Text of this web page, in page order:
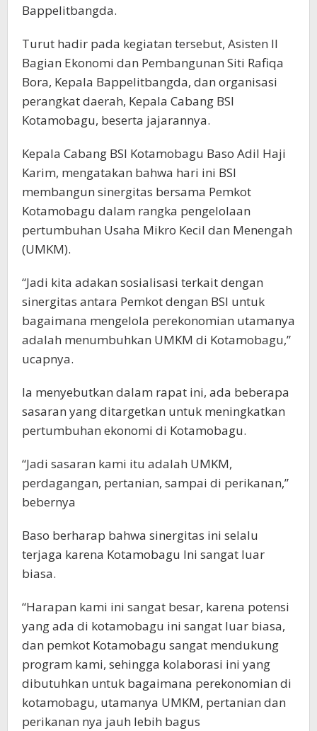
Bappelitbangda.
Turut hadir pada kegiatan tersebut, Asisten II
Bagian Ekonomi dan Pembangunan Siti Rafiqa
Bora, Kepala Bappelitbangda, dan organisasi
perangkat daerah, Kepala Cabang BSI
Kotamobagu, beserta jajarannya.
Kepala Cabang BSI Kotamobagu Baso Adil Haji
Karim, mengatakan bahwa hari ini BSI
membangun sinergitas bersama Pemkot
Kotamobagu dalam rangka pengelolaan
pertumbuhan Usaha Mikro Kecil dan Menengah
(UMKM).
“Jadi kita adakan sosialisasi terkait dengan
sinergitas antara Pemkot dengan BSI untuk
bagaimana mengelola perekonomian utamanya
adalah menumbuhkan UMKM di Kotamobagu,”
ucapnya.
Ia menyebutkan dalam rapat ini, ada beberapa
sasaran yang ditargetkan untuk meningkatkan
pertumbuhan ekonomi di Kotamobagu.
“Jadi sasaran kami itu adalah UMKM,
perdagangan, pertanian, sampai di perikanan,”
bebernya
Baso berharap bahwa sinergitas ini selalu
terjaga karena Kotamobagu Ini sangat luar
biasa.
“Harapan kami ini sangat besar, karena potensi
yang ada di kotamobagu ini sangat luar biasa,
dan pemkot Kotamobagu sangat mendukung
program kami, sehingga kolaborasi ini yang
dibutuhkan untuk bagaimana perekonomian di
kotamobagu, utamanya UMKM, pertanian dan
perikanan nya jauh lebih bagus